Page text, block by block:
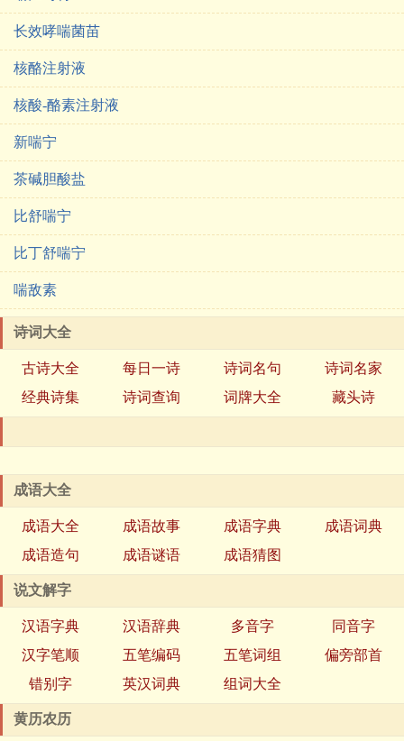
长效哮喘菌苗
核酪注射液
核酸-酪素注射液
新喘宁
茶碱胆酸盐
比舒喘宁
比丁舒喘宁
喘敌素
诗词大全
古诗大全 每日一诗 诗词名句
诗词名家
经典诗集
诗词查询 词牌大全 藏头诗
成语大全
成语大全 成语故事 成语字典
成语词典
成语造句
成语谜语 成语猜图
说文解字
汉语字典 汉语辞典 多音字
同音字
汉字笔顺
五笔编码 五笔词组
偏旁部首
错别字
英汉词典 组词大全
黄历农历